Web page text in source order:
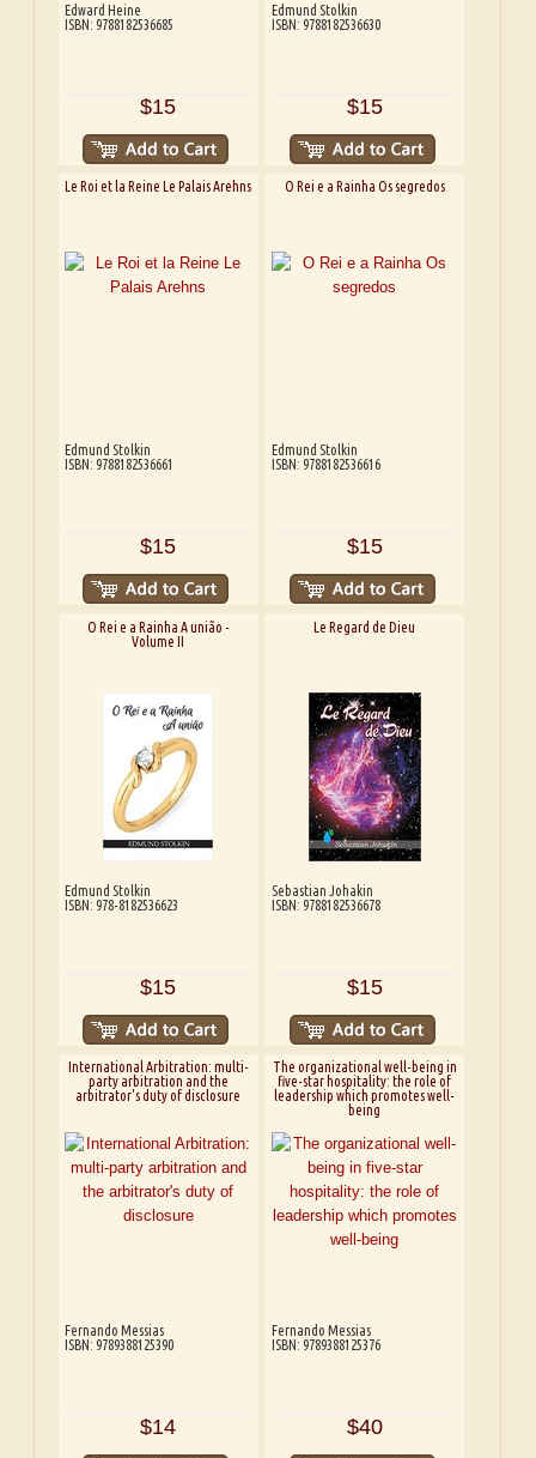
Edward Heine
ISBN: 9788182536685
$15
Edmund Stolkin
ISBN: 9788182536630
$15
Le Roi et la Reine Le Palais Arehns
Edmund Stolkin
ISBN: 9788182536661
$15
O Rei e a Rainha Os segredos
Edmund Stolkin
ISBN: 9788182536616
$15
O Rei e a Rainha A união -
Volume II
Edmund Stolkin
ISBN: 978-8182536623
$15
Le Regard de Dieu
Sebastian Johakin
ISBN: 9788182536678
$15
International Arbitration: multi-
party arbitration and the
arbitrator's duty of disclosure
Fernando Messias
ISBN: 9789388125390
$14
The organizational well-being in
five-star hospitality: the role of
leadership which promotes well-
being
Fernando Messias
ISBN: 9789388125376
$40